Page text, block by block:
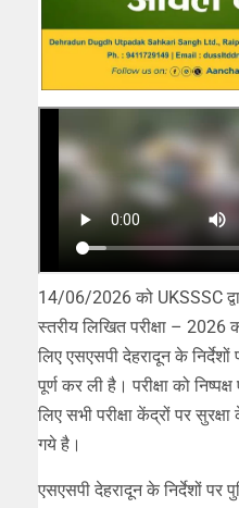
14/06/2026 को UKSSSC
स्तरीय लिखित परीक्षा –
लिए एसएसपी देहरादून के निर्देशों
पूर्ण कर ली है। परीक्षा को
लिए सभी परीक्षा केंद्रों पर
गये है।
एसएसपी देहरादून के निर्देशों पर